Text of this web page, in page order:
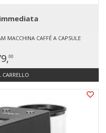
immediata
MACCHINA CAFFÉ A CAPSULE
00